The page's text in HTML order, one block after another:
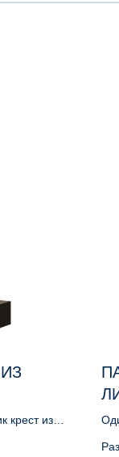
крест из